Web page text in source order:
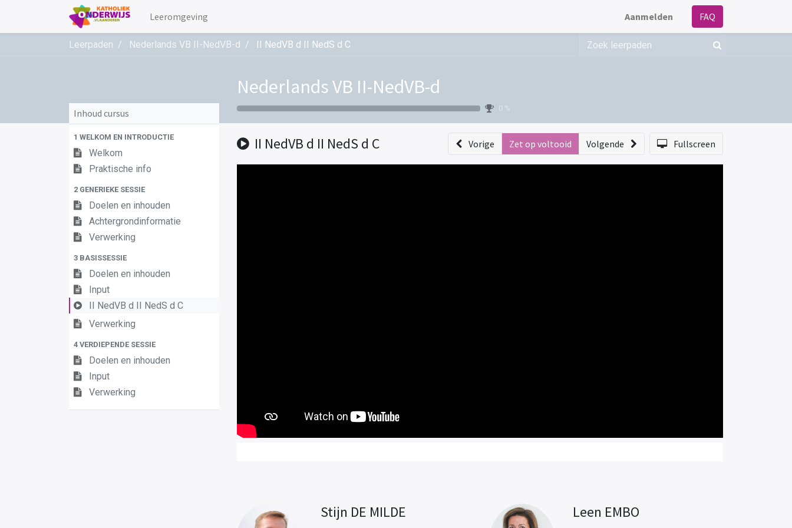
Leeromgeving Aanmelden FAQ
Leerpaden Nederlands VB II-NedVB-d II NedVB d II NedS d C
Nederlands VB II-NedVB-d
0 %
Inhoud cursus
1 WELKOM EN INTRODUCTIE
Welkom
Praktische info
2 GENERIEKE SESSIE
Doelen en inhouden
Achtergrondinformatie
Verwerking
3 BASISSESSIE
Doelen en inhouden
Input
II NedVB d II NedS d C
Verwerking
4 VERDIEPENDE SESSIE
Doelen en inhouden
Input
Verwerking
II NedVB d II NedS d C Vorige Zet op voltooid Volgende Fullscreen
Stijn DE MILDE Leen EMBO